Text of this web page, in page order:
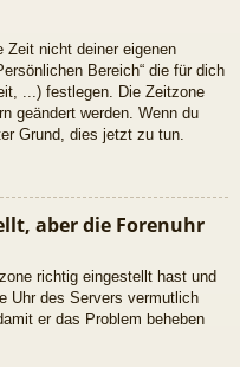
Zeit nicht deiner eigenen
Bereich“ die für dich
...) festlegen. Die Zeitzone
geändert werden. Wenn du
Grund, dies jetzt zu tun.
aber die Forenuhr
richtig eingestellt hast und
Uhr des Servers vermutlich
er das Problem beheben